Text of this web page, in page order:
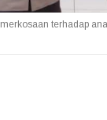
terhadap